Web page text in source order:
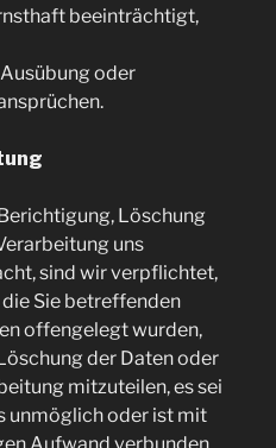
beeinträchtigt,
oder
Löschung
uns
sind wir verpflichtet,
Sie betreffenden
offengelegt wurden,
der Daten oder
mitzuteilen, es sei
unmöglich oder ist mit